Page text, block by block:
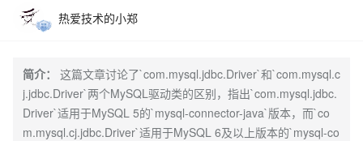
热爱技术的小郑
简介：
这篇文章讨论了`com.mysql.jdbc.Driver`和`com.mysql.c
j.jdbc.Driver`两个MySQL驱动类的区别，指出`com.mysql.jdbc.
Driver`适用于MySQL 5的`mysql-connector-java`版本，而`co
m.mysql.cj.jdbc.Driver`适用于MySQL 6及以上版本的`mysql-co